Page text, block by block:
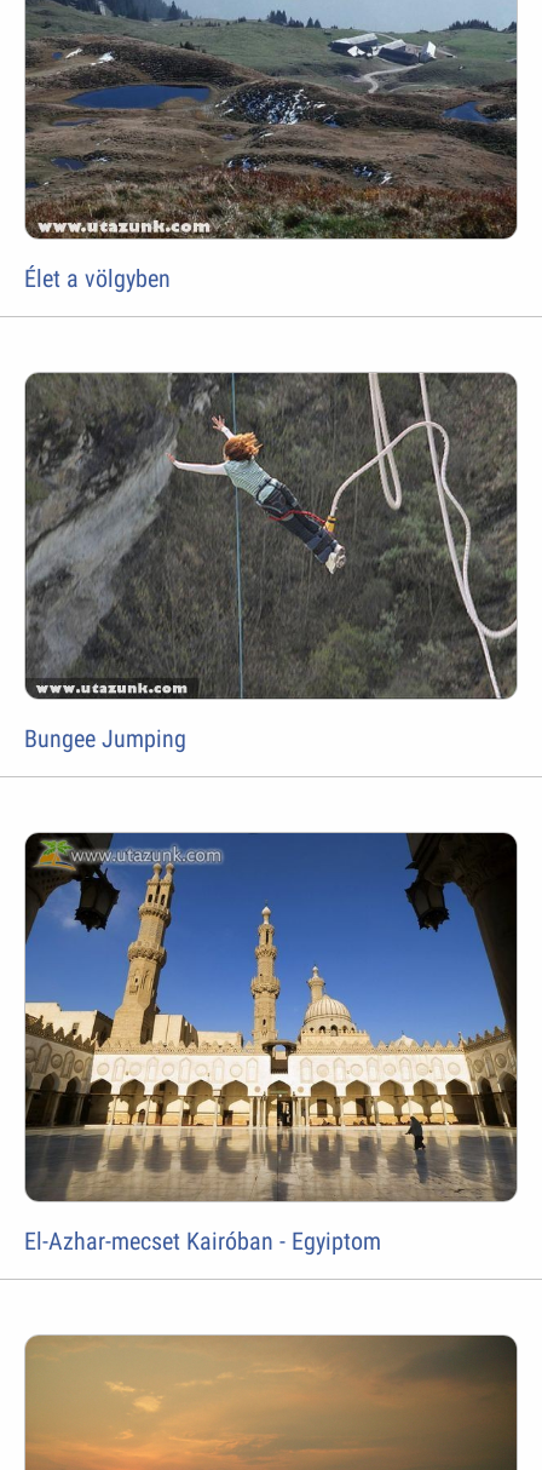
Élet a völgyben
Bungee Jumping
El-Azhar-mecset Kairóban - Egyiptom